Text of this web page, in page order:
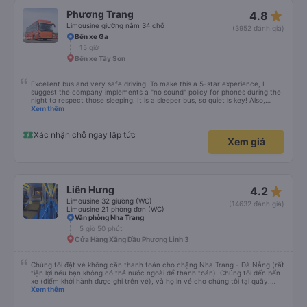
Phương Trang
Limousine giường nằm 34 chỗ
4.8 star_rate
(3952 đánh giá)
Bến xe Ga
15 giờ
Bến xe Tây Sơn
Excellent bus and very safe driving. To make this a 5-star experience, I
suggest the company implements a "no sound" policy for phones during the
night to respect those sleeping. It is a sleeper bus, so quiet is key! Also,
please display the Wi-Fi password clearly inside the cabin for convenience. I
quy định rõ ràng về việc giữ im lặng (tắt âm thanh điện thoại) vào ban đêm
để tránh làm phiền hành khách khác ngủ. Ngoài ra, nhà xe nên dán sẵn mật
khẩu Wi-Fi trong xe để hành khách dễ dàng sử dụng. Tôi vẫn sẽ tiếp tục ủng
Xem thêm
Xác nhận chỗ ngay lập tức
Xem giá
Liên Hưng
Limousine 32 giường (WC)
Limousine 21 phòng đơn (WC)
4.2 star_rate
(14632 đánh giá)
Văn phòng Nha Trang
5 giờ 50 phút
Cửa Hàng Xăng Dầu Phương Linh 3
Chúng tôi đặt vé không cần thanh toán cho chặng Nha Trang - Đà Nẵng (rất
tiện lợi nếu bạn không có thẻ nước ngoài để thanh toán). Chúng tôi đến bến
xe (điểm khởi hành được ghi trên vé), và họ in vé cho chúng tôi tại quầy.
Chúng tôi cũng quyết định mua vé chiều về trực tiếp tại quầy, vì giá vé trên
Xem thêm